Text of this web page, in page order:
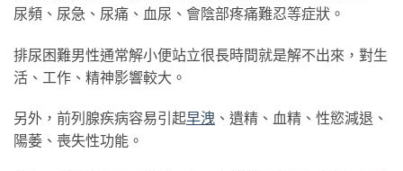
尿頻、尿急、尿痛、血尿、會陰部疼痛難忍等症狀。
排尿困難男性通常解小便站立很長時間就是解不出來，對生
活、工作、精神影響較大。
另外，前列腺疾病容易引起早洩 、遺精、血精、性慾減退、
陽萎、喪失性功能。